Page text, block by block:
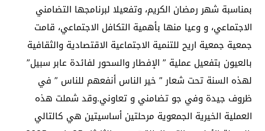
بمناسبة شهر رمضان الكريم، وتفعيلا لبرنامجها التضامني
الاجتماعي، و وعيا منها بأهمية التكافل الاجتماعي، قامت
جمعية جمعية اريح للتنمية الاجتماعية الاقتصادية والثقافية
بالعيون بتفعيل عملية ” الإفطار والسحور لفائدة عابر سبيل”
لهذه السنة تحت شعار ” خير الناس أنفعهم للناس ” في
ظروف جيدة وفي جو تضامني و تعاوني.وقد شملت هذه
العملية الخيرية الجمعوية مرحلتين أساسيتين هي كالتالي